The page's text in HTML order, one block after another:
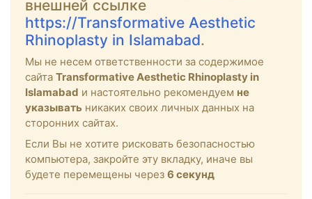
внешней ссылке
https://Transformative Aesthetic
Rhinoplasty in Islamabad.
Мы не несем ответственности за содержимое
сайта Transformative Aesthetic Rhinoplasty in
Islamabad и настоятельно рекомендуем не
указывать никаких своих личных данных на
сторонних сайтах.
Если Вы не хотите рисковать безопасностью
компьютера, закройте эту вкладку, иначе вы
будете перемещены через 6 секунд